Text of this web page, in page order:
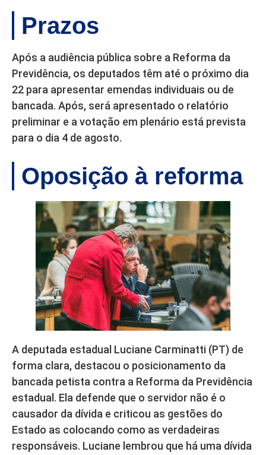
Prazos
Após a audiência pública sobre a Reforma da
Previdência, os deputados têm até o próximo dia
22 para apresentar emendas individuais ou de
bancada. Após, será apresentado o relatório
preliminar e a votação em plenário está prevista
para o dia 4 de agosto.
Oposição à reforma
A deputada estadual Luciane Carminatti (PT) de
forma clara, destacou o posicionamento da
bancada petista contra a Reforma da Previdência
estadual. Ela defende que o servidor não é o
causador da dívida e criticou as gestões do
Estado as colocando como as verdadeiras
responsáveis. Luciane lembrou que há uma dívida